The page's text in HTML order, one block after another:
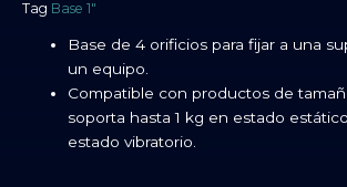
Tag Base 1″
Base de 4 orificios para fijar a una
un equipo.
Compatible con productos de
soporta hasta 1 kg en estado
estado vibratorio.